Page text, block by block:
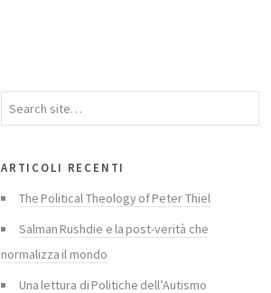
articoli recenti
The Political Theology of Peter Thiel
Salman Rushdie e la post-verità che
normalizza il mondo
Una lettura di Politiche dell’Autismo